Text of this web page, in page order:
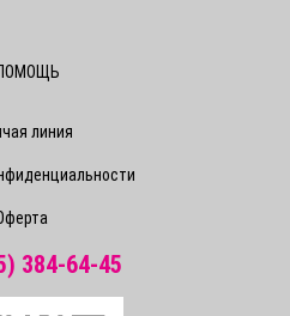
линия
384-64-45